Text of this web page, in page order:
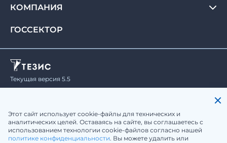
КОМПАНИЯ
ГОССЕКТОР
Текущая версия 5.5
Юридическая информация
sale@tezis-doc.ru
Этот сайт использует cookie-файлы для технических и
аналитических целей. Оставаясь на сайте, вы соглашаетесь с
использованием технологии cookie-файлов согласно нашей
политике конфиденциальности. Вы можете удалить или